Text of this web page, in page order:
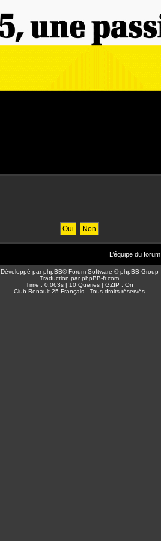
L’équipe du forum
Développé parphpBB® Forum Software © phpBB Group
Traduction parphpBB-fr.com
Time : 0.063s | 10 Queries | GZIP : On
Club Renault 25 Français - Tous droits réservés